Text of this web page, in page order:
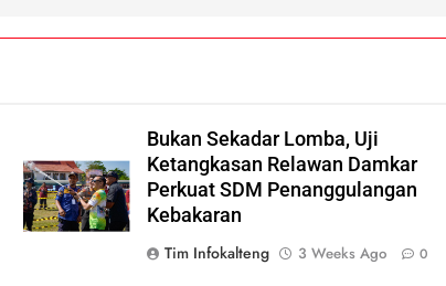
Bukan Sekadar Lomba, Uji
Ketangkasan Relawan Damkar
Perkuat SDM Penanggulangan
Kebakaran
Tim Infokalteng
3 Weeks Ago 0